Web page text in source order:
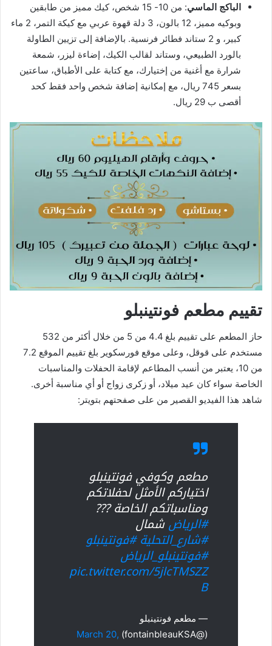
الباكج الماسي
: من 10- 15 شخص، كيك مميز من طابقين
وبوكيه مميز، 12 بالون، 3 دلة قهوة عربي مع كيكة التمر، 2 ماء
كبير، و 2 ستاند فطائر فرنسية. بالإضافة إلى تزيين الطاولة
بالورد الطبيعي، وستاند لقالب الكيك، إضاءة ليزر، شمعة
شرارة مع أغنية من إختيارك، مع كتابة على الأطباق، ساعتين
بسعر 745 ريال، مع إمكانية إضافة شخص واحد فقط كحد
أقصى ب 29 ريال.
تقييم مطعم فونتينبلو
حاز المطعم على تقييم بلغ 4.4 من 5 من خلال أكثر من 532
مستخدم على قوقل، وعلى موقع فورسكوير بلغ تقييم الموقع 7.2
من 10، يعتبر من أنسب المطاعم لإقامة الحفلات والمناسبات
الخاصة سواء كان عيد ميلاد، أو زكرى زواج أو أي مناسبة أخرى.
شاهد هذا الفيديو القصير من على صفحتهم بتويتر:
مطعم وكوفي فونتينبلو
اختياركم الأمثل لحفلاتكم
ومناسباتكم الخاصة ???
#الرياضشمال
#شارع_التحلية #فونتينبلو
#فونتينبلو_الرياض
pic.twitter.com/5jlcTMSZZ
B
— مطعم فونتينبلو
(@fontainbleauKSA)
March 20,